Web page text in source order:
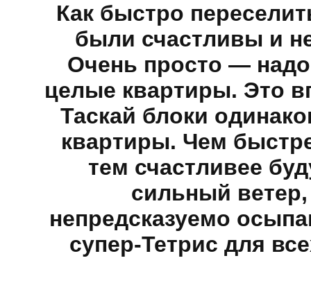
Как быстро
были счастливы и
Очень просто — надо
целые квартиры. Это
Таскай блоки
квартиры. Чем
тем счастливее
сильный
непредсказуемо
супер-Тетрис для